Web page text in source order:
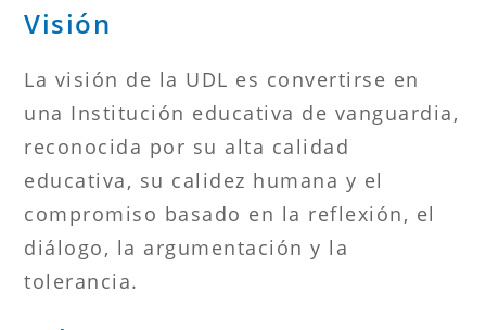
Visión
La visión de la UDL es convertirse en
una Institución educativa de vanguardia,
reconocida por su alta calidad
educativa, su calidez humana y el
compromiso basado en la reflexión, el
diálogo, la argumentación y la
tolerancia.